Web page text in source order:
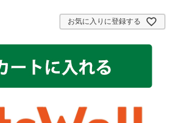
お気に入りに登録する